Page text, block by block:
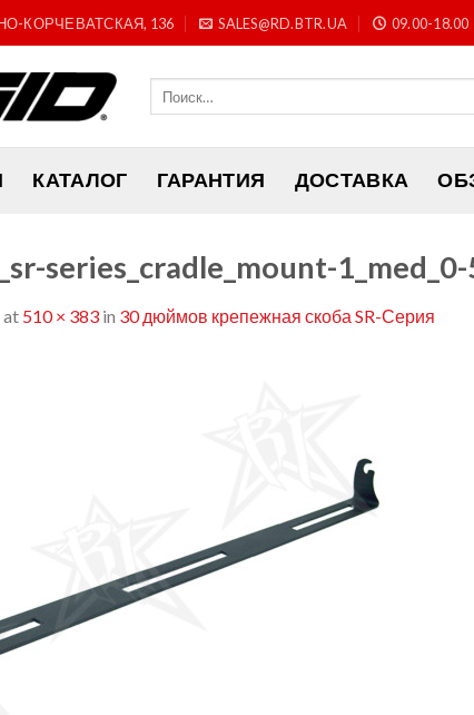
КОРЧЕВАТСКАЯ, 136 SALES@RD.BTR.UA 09.00-18.00
КАТАЛОГ ГАРАНТИЯ ДОСТАВКА
series_cradle_mount-
at 510 × 383 in 30 дюймов крепежная скоба SR-Серия